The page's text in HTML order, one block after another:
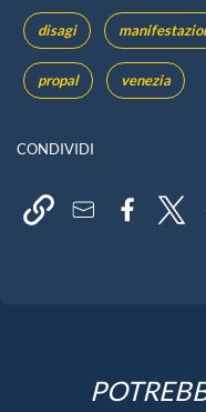
disagi
propal venezia
CONDIVIDI